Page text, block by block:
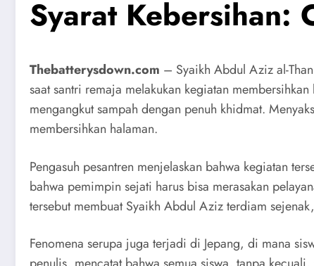
Syarat Kebersihan:
Thebatterysdown.com – Syaikh Abdul Aziz al-
saat santri remaja melakukan kegiatan
mengangkut sampah dengan penuh khidmat.
membersihkan halaman.
Pengasuh pesantren menjelaskan bahwa kegiatan
bahwa pemimpin sejati harus bisa merasakan
tersebut membuat Syaikh Abdul Aziz terdiam
Fenomena serupa juga terjadi di Jepang, di mana